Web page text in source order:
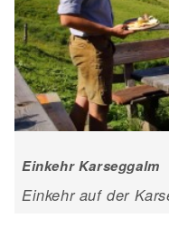
Einkehr Karseggalm
Einkehr auf der